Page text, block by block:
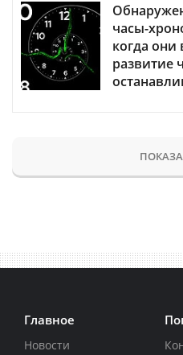
часы-
когда они
развитие
Главное
Новости